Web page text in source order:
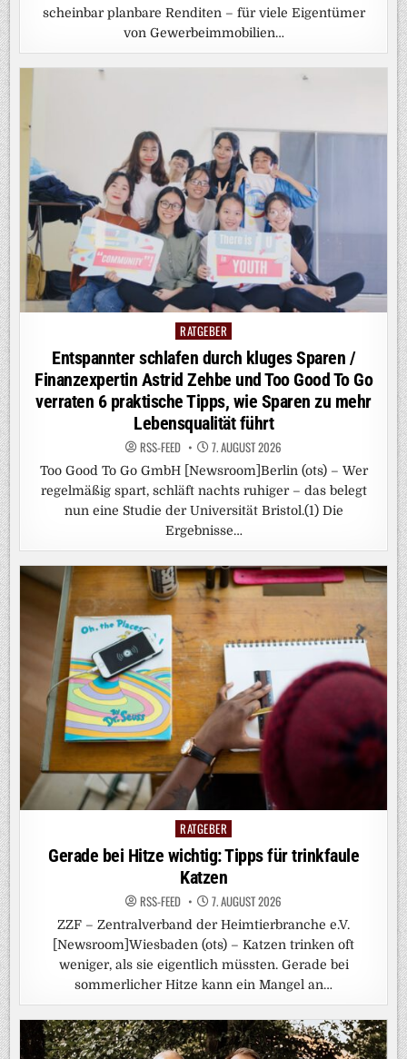
scheinbar planbare Renditen – für viele Eigentümer
von Gewerbeimmobilien…
Posted
in
RATGEBER
Entspannter schlafen durch kluges Sparen /
Finanzexpertin Astrid Zehbe und Too Good To Go
verraten 6 praktische Tipps, wie Sparen zu mehr
Lebensqualität führt
RSS-FEED 7. AUGUST 2026
Too Good To Go GmbH [Newsroom]Berlin (ots) – Wer
regelmäßig spart, schläft nachts ruhiger – das belegt
nun eine Studie der Universität Bristol.(1) Die
Ergebnisse…
Posted
in
RATGEBER
Gerade bei Hitze wichtig: Tipps für trinkfaule
Katzen
RSS-FEED 7. AUGUST 2026
ZZF – Zentralverband der Heimtierbranche e.V.
[Newsroom]Wiesbaden (ots) – Katzen trinken oft
weniger, als sie eigentlich müssten. Gerade bei
sommerlicher Hitze kann ein Mangel an…